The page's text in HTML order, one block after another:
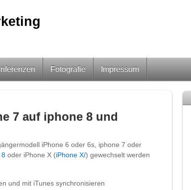
Fotografie Impressum
7 auf iphone 8 und
iPhone 6 oder 6s, iphone 7 oder
8 oder iPhone X (iPhone X/) gewechselt werden
und mit iTunes synchronisieren